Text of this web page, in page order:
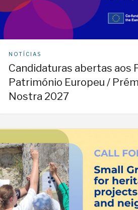
NOTÍCIAS
Candidaturas abertas aos
Património Europeu /
Nostra 2027